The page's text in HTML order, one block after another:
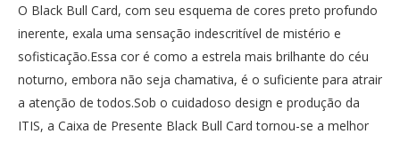
O Black Bull Card, com seu esquema de cores preto profundo
inerente, exala uma sensação indescritível de mistério e
sofisticação.Essa cor é como a estrela mais brilhante do céu
noturno, embora não seja chamativa, é o suficiente para atrair
a atenção de todos.Sob o cuidadoso design e produção da
ITIS, a Caixa de Presente Black Bull Card tornou-se a melhor